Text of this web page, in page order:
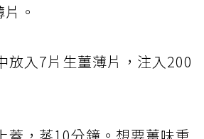
。
放入7片生薑薄片，注入200
蓋，蒸10分鐘。想要薑味重